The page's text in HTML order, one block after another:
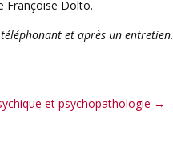
Françoise Dolto.
téléphonant et après un entretien.
et psychopathologie →